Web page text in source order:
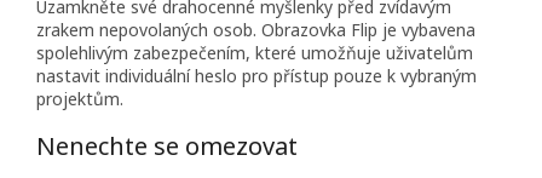
Uzamkněte své drahocenné myšlenky před zvídavým
zrakem nepovolaných osob. Obrazovka Flip je vybavena
spolehlivým zabezpečením, které umožňuje uživatelům
nastavit individuální heslo pro přístup pouze k vybraným
projektům.
Nenechte se omezovat